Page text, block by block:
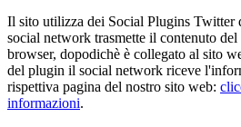
Il sito utilizza dei Social Plugins Twitter
social network trasmette il contenuto
browser, dopodichè è collegato al sito
del plugin il social network riceve
rispettiva pagina del nostro sito web:
informazioni.